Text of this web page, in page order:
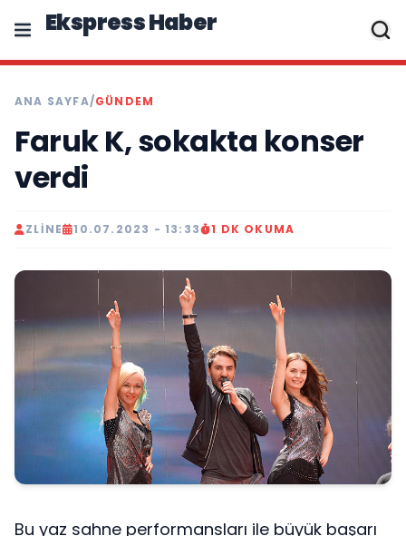
Ekspress Haber
ANA SAYFA/GÜNDEM
Faruk K, sokakta konser
verdi
ZLINE 10.07.2023 - 13:33 1 DK OKUMA
Bu yaz sahne performansları ile büyük başarı